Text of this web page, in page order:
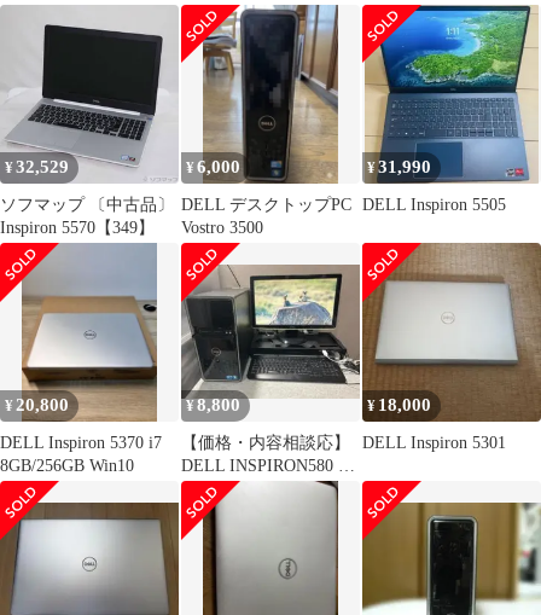
PC
1.8GHz】
【Windows10 Home】
／Wi-Fi／長期保証
[96517]
¥32,529
ソフマップ 〔中古品〕
Inspiron 5570【349】
¥6,000
DELL デスクトップPC
Vostro 3500
¥31,990
DELL Inspiron 5505
¥ 20,800
DELL Inspiron 5370 i7
8GB/256GB Win10
¥8,800
【価格・内容相談応】
DELL INSPIRON580 デ
スクトップPC
¥ 18,000
DELL Inspiron 5301